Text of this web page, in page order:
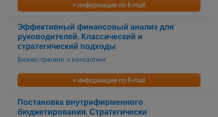
+ информация по E-mail
Эффективный финансовый анализ для
руководителей. Классический и
стратегический подходы
Бизнес-тренинг и консалтинг
+ информация по E-mail
Постановка внутрифирменного
бюджетирования. Стратегически